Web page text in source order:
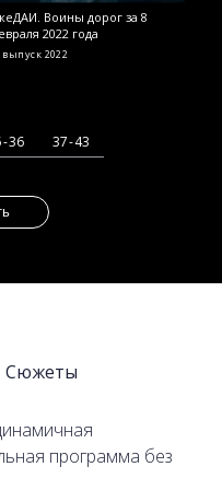
Воины дорог за 8
2022 года
выпуск 2022
36 37-43
Сюжеты
программа без
2+2. В